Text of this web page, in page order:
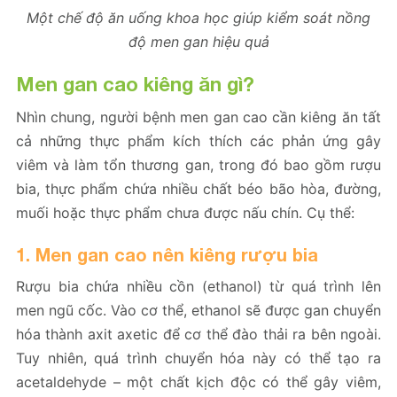
Một chế độ ăn uống khoa học giúp kiểm soát nồng
độ men gan hiệu quả
Men gan cao kiêng ăn gì?
Nhìn chung, người bệnh men gan cao cần kiêng ăn tất
cả những thực phẩm kích thích các phản ứng gây
viêm và làm tổn thương gan, trong đó bao gồm rượu
bia, thực phẩm chứa nhiều chất béo bão hòa, đường,
muối hoặc thực phẩm chưa được nấu chín. Cụ thể:
1. Men gan cao nên kiêng rượu bia
Rượu bia chứa nhiều cồn (ethanol) từ quá trình lên
men ngũ cốc. Vào cơ thể, ethanol sẽ được gan chuyển
hóa thành axit axetic để cơ thể đào thải ra bên ngoài.
Tuy nhiên, quá trình chuyển hóa này có thể tạo ra
acetaldehyde – một chất kịch độc có thể gây viêm,